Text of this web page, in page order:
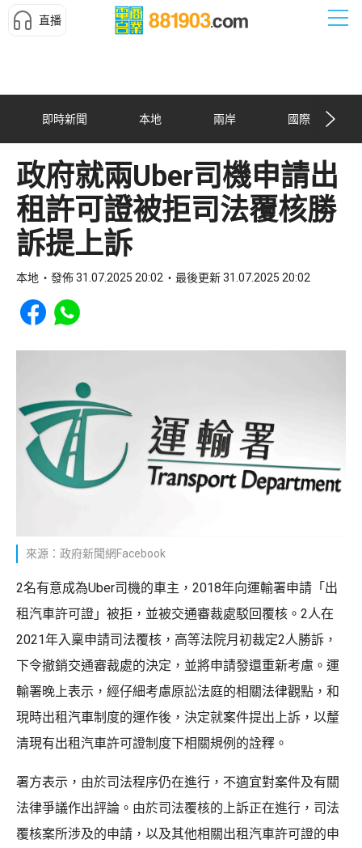
直播
即時新聞 本地 兩岸 國際
政府就兩Uber司機申請出
租許可證被拒司法覆核勝
訴提上訴
本地 發佈 31.07.2025 20:02 最後更新 31.07.2025 20:02
Share to Facebook
Share to WhatsApp
來源：政府新聞網Facebook
2名有意成為Uber司機的車主，2018年向運輸署申請「出
租汽車許可證」被拒，並被交通審裁處駁回覆核。2人在
2021年入稟申請司法覆核，高等法院月初裁定2人勝訴，
下令撤銷交通審裁處的決定，並將申請發還重新考慮。運
輸署晚上表示，經仔細考慮原訟法庭的相關法律觀點，和
現時出租汽車制度的運作後，決定就案件提出上訴，以釐
清現有出租汽車許可證制度下相關規例的詮釋。
署方表示，由於司法程序仍在進行，不適宜對案件及有關
法律爭議作出評論。由於司法覆核的上訴正在進行，司法
覆核案所涉及的申請，以及其他相關出租汽車許可證的申